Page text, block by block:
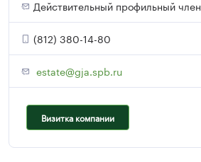
Действительный профильный член
(812) 380-14-80
estate@gja.spb.ru
Визитка компании